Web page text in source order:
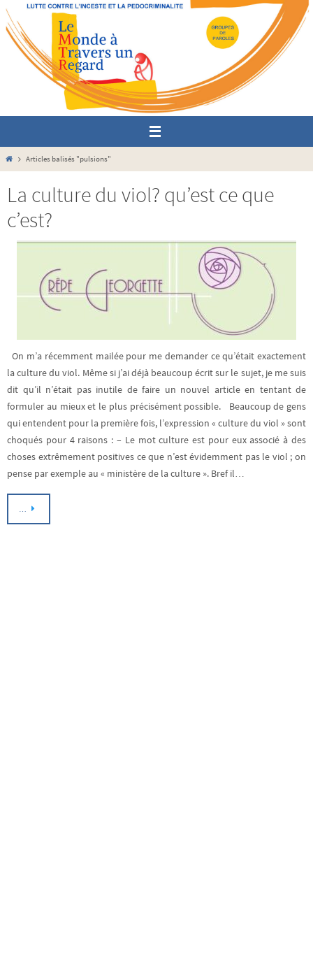
Passer
vers
contenu
HomeArticles balisés "pulsions"
La culture du viol? qu’est ce que
c’est?
On m’a récemment mailée pour me demander ce qu’était exactement
la culture du viol. Même si j’ai déjà beaucoup écrit sur le sujet, je me suis
dit qu’il n’était pas inutile de faire un nouvel article en tentant de
formuler au mieux et le plus précisément possible. Beaucoup de gens
qui entendent pour la première fois, l’expression « culture du viol » sont
choqués pour 4 raisons : – Le mot culture est pour eux associé à des
choses extrêmement positives ce que n’est évidemment pas le viol ; on
pense par exemple au « ministère de la culture ». Bref il…
…